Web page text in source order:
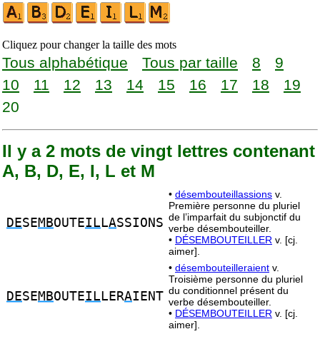
Cliquez pour changer la taille des mots
Tous alphabétique Tous par taille 8
9
10
11 12 13 14 15 16 17 18
19
20
Il y a 2 mots de vingt lettres contenant
A, B, D, E, I, L et M
DESEMBOUTEIL LASSIONS
• désembouteillassions v.
Première personne du pluriel
de l’imparfait du subjonctif du
verbe désembouteiller.
• DÉSEMBOUTEILLER v. [cj.
aimer].
DESEMBOUTEIL LERAIENT
• désembouteilleraient v.
Troisième personne du pluriel
du conditionnel présent du
verbe désembouteiller.
• DÉSEMBOUTEILLER v. [cj.
aimer].